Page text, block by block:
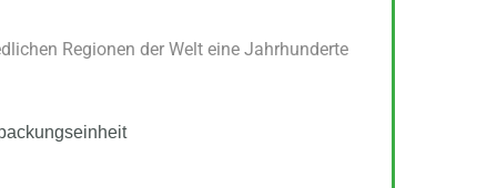
Regionen der Welt eine Jahrhunderte